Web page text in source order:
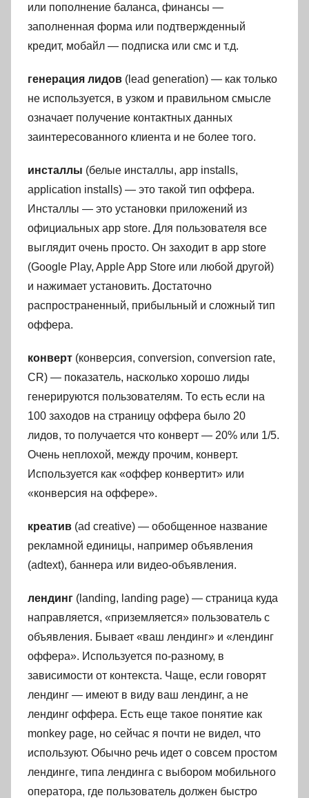
или пополнение баланса, финансы —
заполненная форма или подтвержденный
кредит, мобайл — подписка или смс и т.д.
генерация лидов (lead generation) — как только
не используется, в узком и правильном смысле
означает получение контактных данных
заинтересованного клиента и не более того.
инсталлы (белые инсталлы, app installs,
application installs) — это такой тип оффера.
Инсталлы — это установки приложений из
официальных app store. Для пользователя все
выглядит очень просто. Он заходит в app store
(Google Play, Apple App Store или любой другой)
и нажимает установить. Достаточно
распространенный, прибыльный и сложный тип
оффера.
конверт (конверсия, conversion, conversion rate,
CR) — показатель, насколько хорошо лиды
генерируются пользователям. То есть если на
100 заходов на страницу оффера было 20
лидов, то получается что конверт — 20% или 1/5.
Очень неплохой, между прочим, конверт.
Используется как «оффер конвертит» или
«конверсия на оффере».
креатив (ad creative) — обобщенное название
рекламной единицы, например объявления
(adtext), баннера или видео-объявления.
лендинг (landing, landing page) — страница куда
направляется, «приземляется» пользователь с
объявления. Бывает «ваш лендинг» и «лендинг
оффера». Используется по-разному, в
зависимости от контекста. Чаще, если говорят
лендинг — имеют в виду ваш лендинг, а не
лендинг оффера. Есть еще такое понятие как
monkey page, но сейчас я почти не видел, что
используют. Обычно речь идет о совсем простом
лендинге, типа лендинга с выбором мобильного
оператора, где пользователь должен быстро